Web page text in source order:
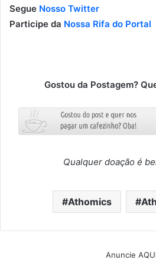
Segue Nosso Twitter
Participe da Nossa Rifa do Portal
Gostou da Postagem?
Qualquer doação é
Athomics
Anuncie